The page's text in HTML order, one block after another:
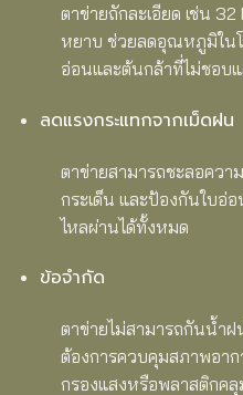
ตาข่ายถักละเอียด เช่น
หยาบ ช่วยลดอุณหภูมิในโ
อ่อนและต้นกล้าที่ไม่ชอบ
ลดแรงกระแทกจากเม็ดฝน
ตาข่ายสามารถชะลอคว
กระเด็น และป้องกันใบอ่อ
ไหลผ่านได้ทั้งหมด
ข้อจำกัด
ตาข่ายไม่สามารถกันน้ำ
ต้องการควบคุมสภาพอาก
กรองแสงหรือพลาสติกคลุ